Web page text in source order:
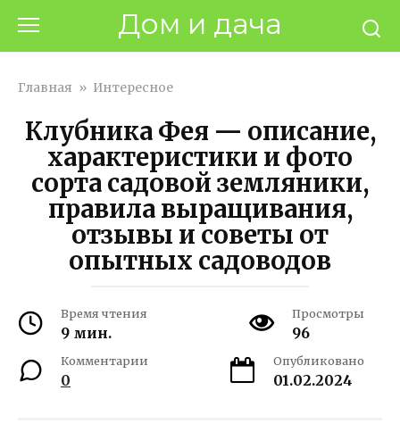
контенту
Дом и дача
Главная » Интересное
Клубника Фея — описание,
характеристики и фото
сорта садовой земляники,
правила выращивания,
отзывы и советы от
опытных садоводов
Время чтения
9 мин.
Просмотры
96
Комментарии
0
Опубликовано
01.02.2024